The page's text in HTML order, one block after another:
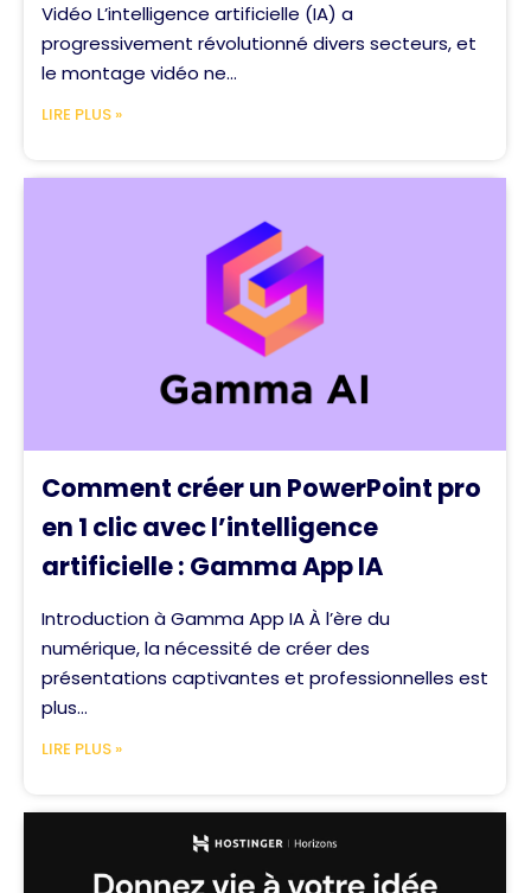
Vidéo L’intelligence artificielle (IA) a
progressivement révolutionné divers secteurs, et
le montage vidéo ne...
LIRE PLUS »
Comment créer un PowerPoint pro
en 1 clic avec l’intelligence
artificielle : Gamma App IA
Introduction à Gamma App IA À l’ère du
numérique, la nécessité de créer des
présentations captivantes et professionnelles est
plus...
LIRE PLUS »